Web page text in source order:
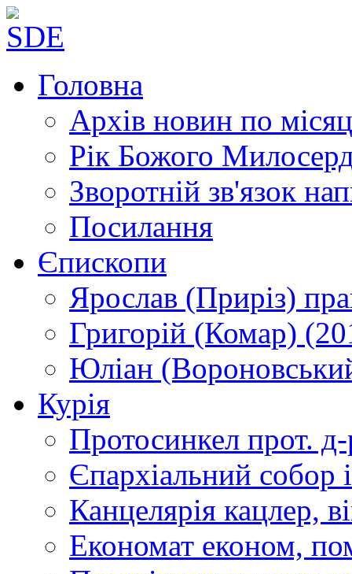
Головна
Архів новин по
Рік Божого
Зворотній зв'язок
Посилання
Єпископи
Ярослав (Приріз)
Григорій (Комар)
Юліан
Курія
Протосинкел прот.
Єпархіальний собор
Канцелярія кацлер,
Економат економ,